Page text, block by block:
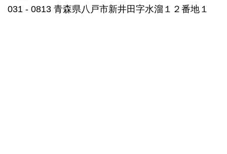
031 ‐ 0813 青森県八戸市新井田字水溜１２番地１